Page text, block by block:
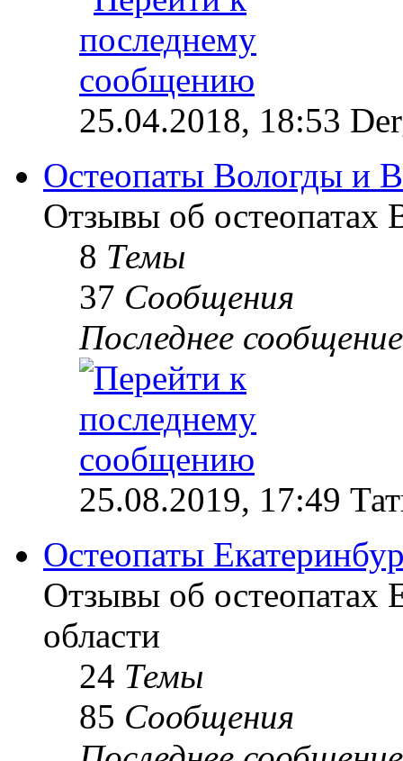
25.04.2018, 18:53
Остеопаты Вологды и
Отзывы об остеопатах
8 Темы
37 Сообщения
Последнее сообщение
25.08.2019, 17:49
Остеопаты
Отзывы об остеопатах
области
24 Темы
85 Сообщения